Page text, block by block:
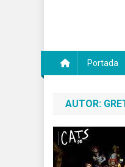
Portada
AUTOR: